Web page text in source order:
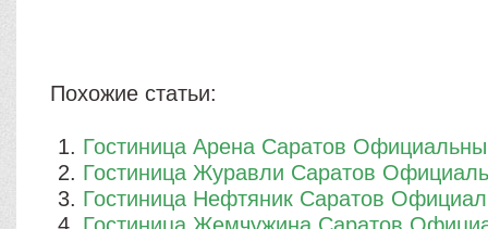
Похожие статьи:
Гостиница Арена Саратов
Гостиница Журавли Саратов
Гостиница Нефтяник Саратов